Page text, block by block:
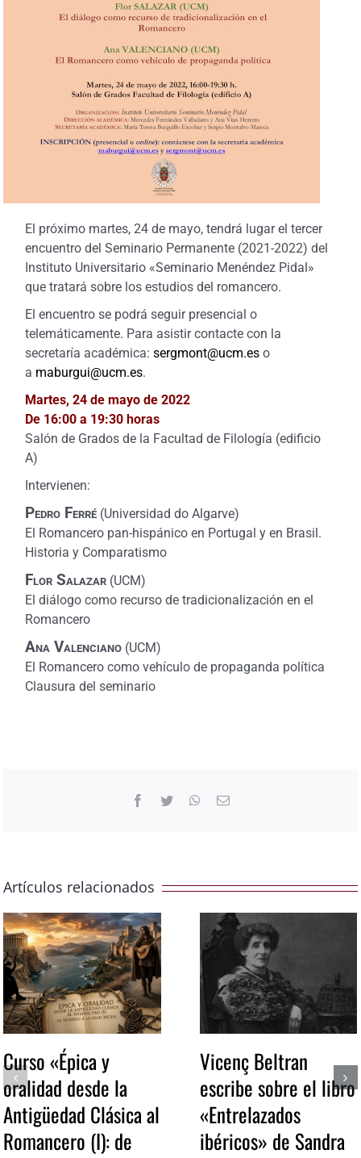
El próximo martes, 24 de mayo, tendrá lugar el tercer
encuentro del Seminario Permanente (2021-2022) del
Instituto Universitario «Seminario Menéndez Pidal»
que tratará sobre los estudios del romancero.
El encuentro se podrá seguir presencial o
telemáticamente. Para asistir contacte con la
secretaría académica: sergmont@ucm.eso
a maburgui@ucm.es.
Martes, 24 de mayo de 2022
De 16:00 a 19:30 horas
Salón de Grados de la Facultad de Filología (edificio
A)
Intervienen:
Pedro Ferré(Universidad do Algarve)
El Romancero pan-hispánico en Portugal y en Brasil.
Historia y Comparatismo
Flor Salazar(UCM)
El diálogo como recurso de tradicionalización en el
Romancero
Ana Valenciano(UCM)
El Romancero como vehículo de propaganda política
Clausura del seminario
Facebook
Twitter WhatsApp
Correo
Artículos relacionados
Curso «Épica y
oralidad desde la
Antigüedad Clásica al
Romancero (I): de
Vicenç Beltran
escribe sobre el libro
«Entrelazados
ibéricos» de Sandra